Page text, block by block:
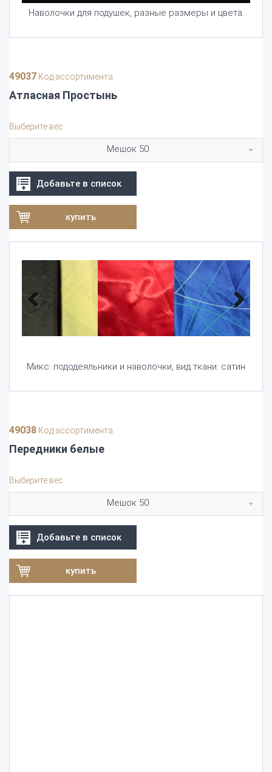
Наволочки для подушек, разные размеры и цвета.
49037 Код ассортимента
Атласная Простынь
Выберите вес
Мешок 50
Добавьте в список
купить
Previous Next
Микс: пододеяльники и наволочки, вид ткани: сатин
49038 Код ассортимента
Передники белые
Выберите вес
Мешок 50
Добавьте в список
купить